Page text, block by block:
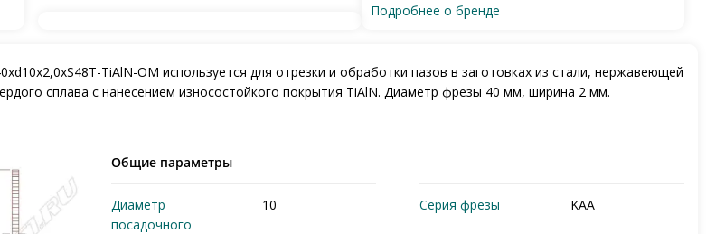
Подробнее о бренде
TiAlN-OM используется для отрезки и обработки пазов в заготовках из стали, нержавеющей
сплава с нанесением износостойкого покрытия TiAlN. Диаметр фрезы 40 мм, ширина 2 мм.
Общие параметры
Диаметр
посадочного
10 Серия фрезы KAA